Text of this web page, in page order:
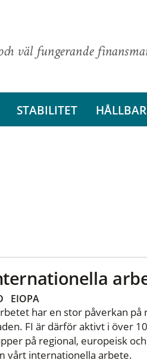
väl fungerande
STABILITET
EIOPA
har en stor påverkan på
FI är därför aktivt i över
på regional, europeisk och
vårt internationella arbete.